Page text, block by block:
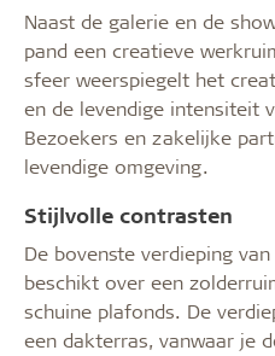
Naast de galerie en de
pand een creatieve
sfeer weerspiegelt het
en de levendige intensiteit
Bezoekers en zakelijke
levendige omgeving.
Stijlvolle contrasten
De bovenste verdieping
beschikt over een
schuine plafonds. De
een dakterras, vanwaar je